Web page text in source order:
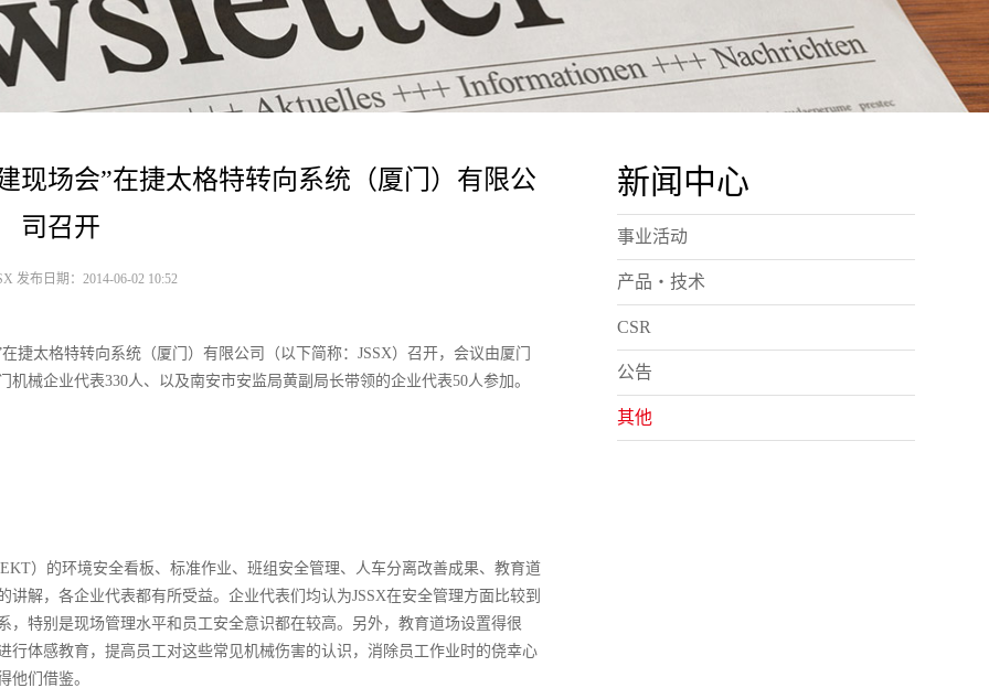
现场会”在捷太格特转向系统（厦门）有限公
司召开
发布日期：2014-06-02 10:52
捷太格特转向系统（厦门）有限公司（以下简称：JSSX）召开，会议由厦门
械企业代表330人、以及南安市安监局黄副局长带领的企业代表50人参加。
）的环境安全看板、标准作业、班组安全管理、人车分离改善成果、教育道
解，各企业代表都有所受益。企业代表们均认为JSSX在安全管理方面比较到
特别是现场管理水平和员工安全意识都在较高。另外，教育道场设置得很
体感教育，提高员工对这些常见机械伤害的认识，消除员工作业时的侥幸心
他们借鉴。
新闻中心
事业活动
产品・技术
CSR
公告
其他